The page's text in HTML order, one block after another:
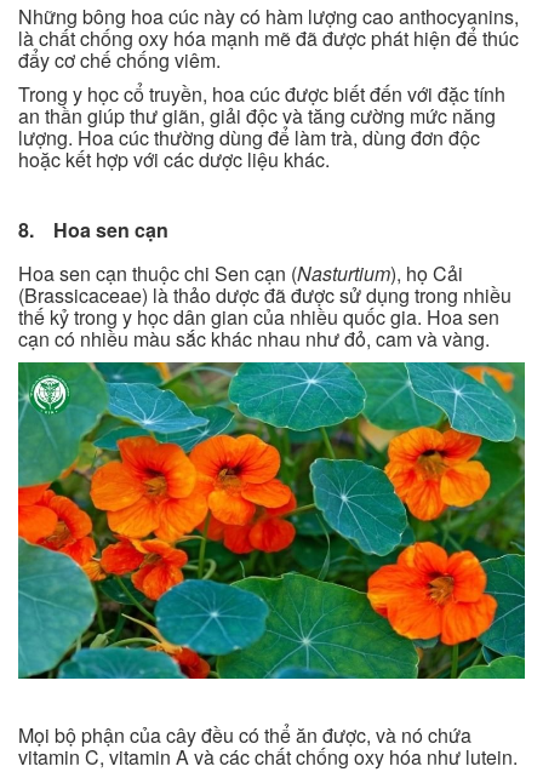
Những bông hoa cúc này có hàm lượng cao anthocyanins,
là chất chống oxy hóa mạnh mẽ đã được phát hiện để thúc
đẩy cơ chế chống viêm.
Trong y học cổ truyền, hoa cúc được biết đến với đặc tính
an thần giúp thư giãn, giải độc và tăng cường mức năng
lượng. Hoa cúc thường dùng để làm trà, dùng đơn độc
hoặc kết hợp với các dược liệu khác.
8. Hoa sen cạn
Hoa sen cạn thuộc chi Sen cạn (Nasturtium), họ Cải
(Brassicaceae) là thảo dược đã được sử dụng trong nhiều
thế kỷ trong y học dân gian của nhiều quốc gia. Hoa sen
cạn có nhiều màu sắc khác nhau như đỏ, cam và vàng.
Mọi bộ phận của cây đều có thể ăn được, và nó chứa
vitamin C, vitamin A và các chất chống oxy hóa như lutein.